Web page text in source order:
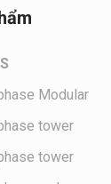
Modular
tower
tower